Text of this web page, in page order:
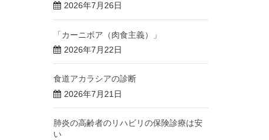
2026年7月26日
「カーニボア（肉食主義）」
2026年7月22日
食道アカラシアの診断
2026年7月21日
肺炎の高齢者のリハビリの保険診療は安
い